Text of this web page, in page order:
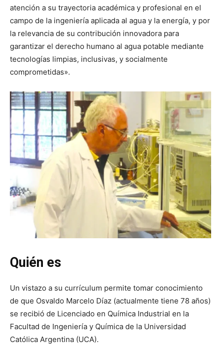
atención a su trayectoria académica y profesional en el
campo de la ingeniería aplicada al agua y la energía, y por
la relevancia de su contribución innovadora para
garantizar el derecho humano al agua potable mediante
tecnologías limpias, inclusivas, y socialmente
comprometidas».
Quién es
Un vistazo a su currículum permite tomar conocimiento
de que Osvaldo Marcelo Díaz (actualmente tiene 78 años)
se recibió de Licenciado en Química Industrial en la
Facultad de Ingeniería y Química de la Universidad
Católica Argentina (UCA).